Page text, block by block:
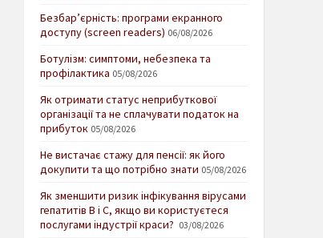
Безбар’єрність: програми екранного
доступу (screen readers) 06/08/2026
Ботулізм: симптоми, небезпека та
профілактика 05/08/2026
Як отримати статус неприбуткової
організації та не сплачувати податок на
прибуток 05/08/2026
Не вистачає стажу для пенсії: як його
докупити та що потрібно знати 05/08/2026
Як зменшити ризик інфікування вірусами
гепатитів В і С, якщо ви користуєтеся
послугами індустрії краси? 03/08/2026